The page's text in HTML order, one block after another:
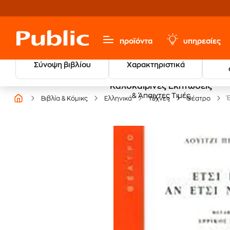
προϊόντα υπηρεσίες
Σύνοψη βιβλίου Χαρακτηριστικά
Καλοκαιρινές Εκπτώσεις
& Άπαιχτες Τιμές
Βιβλία & Κόμικς Ελληνικά Τέχνες Θέατρο